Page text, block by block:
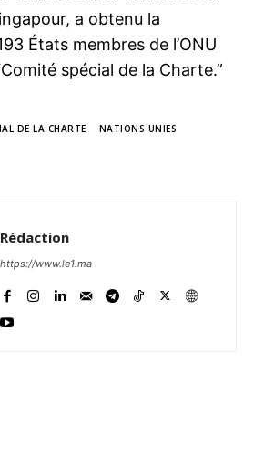
a obtenu la
États membres de l’ONU
spécial de la Charte.”
DE LA CHARTE
NATIONS UNIES
Rédaction
https://www.le1.ma